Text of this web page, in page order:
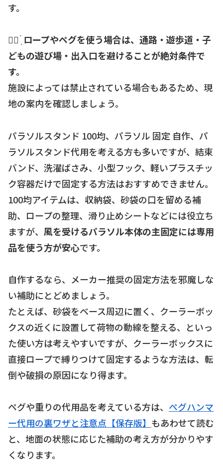
す。
☝🏻 ̖́ ロープやペグを使う場合は、通路・遊歩道・子
どもの遊び場・出入口を避けることが絶対条件で
す。
施設によっては禁止されている場合もあるため、現
地の案内を確認しましょう。
パラソルスタンド 100均、パラソル 固定 自作、パ
ラソルスタンド代用を考える方も多いですが、結束
バンド、洗濯ばさみ、小型フック、軽いプラスチッ
ク容器だけで固定する方法はおすすめできません。
100均アイテムは、収納袋、砂袋の口を留める補
助、ロープの整理、滑り止めシートなどには役立ち
ますが、 風を受けるパラソル本体の主固定には専用
品を使う方が安心です。
自作するなら、メーカー推奨の固定方法を邪魔しな
い補助にとどめましょう。
たとえば、砂袋をベース周辺に置く、クーラーボッ
クスの近くに設置して荷物の動線を整える、といっ
た使い方は考えやすいですが、クーラーボックスに
直接ロープで縛りつけて固定するような方法は、転
倒や破損の原因になり得ます。
ペグや重りの代用品を考えている方は、 ペグハンマ
ー代用の裏ワザと注意点【保存版】 もあわせて読む
と、地面の状態に応じた補助の考え方が分かりやす
くなります。